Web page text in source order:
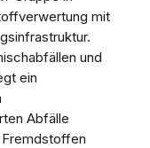
mit
und
ein
Abfälle